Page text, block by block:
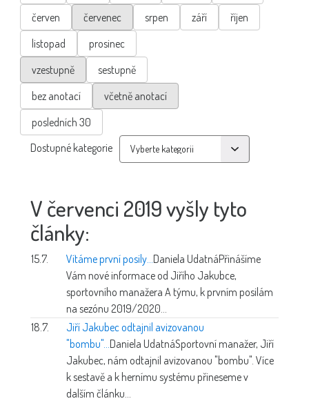
červen
červenec srpen září
říjen
listopad
prosinec
vzestupně
sestupně
bez anotací
včetně anotací
posledních 30
Dostupné kategorie
V červenci 2019 vyšly tyto
články:
15.7. Vítáme první posily... Daniela UdatnáPřinášíme
Vám nové informace od Jiřího Jakubce,
sportovního manažera A týmu, k prvním posilám
na sezónu 2019/2020...
18.7.
Jiří Jakubec odtajnil avizovanou
"bombu"... Daniela UdatnáSportovní manažer, Jiří
Jakubec, nám odtajnil avizovanou "bombu". Více
k sestavě a k hernímu systému přineseme v
dalším článku...